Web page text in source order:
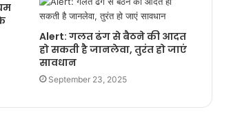
Alert: गलत ढंग से बैठने की आदत
हो सकती है जानलेवा, तुरंत हो जाएं
सावधान
September 23, 2025